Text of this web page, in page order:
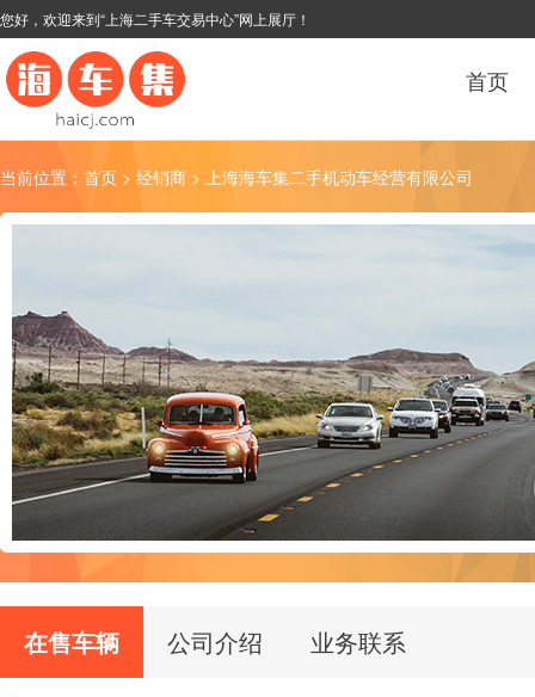
您好，欢迎来到“上海二手车交易中心”网上展厅！
首页
当前位置： 首页 > 经销商 > 上海海车集二手机动车经营有限公司
在售车辆 公司介绍 业务联系